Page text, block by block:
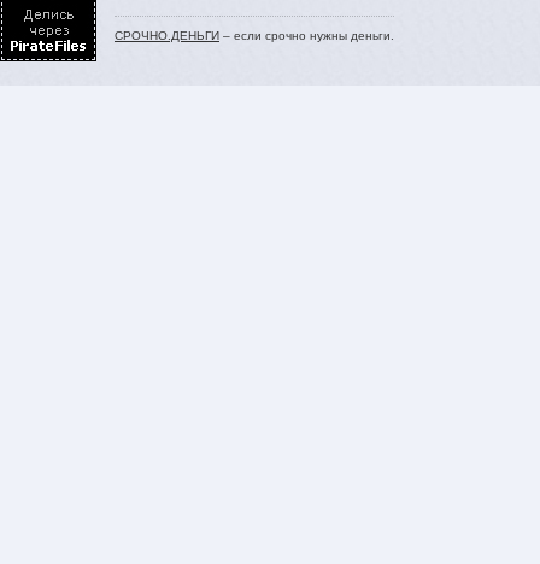
СРОЧНО.ДЕНЬГИ – если срочно нужны деньги.